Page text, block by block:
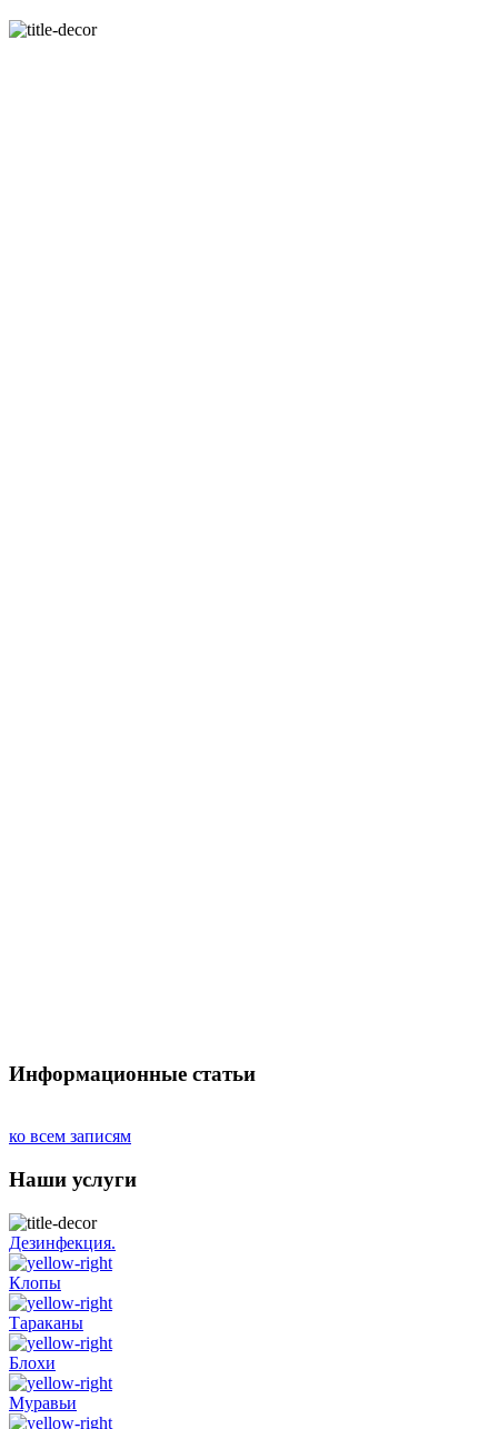
Информационные статьи
ко всем записям
Наши услуги
Дезинфекция.
Клопы
Тараканы
Блохи
Муравьи